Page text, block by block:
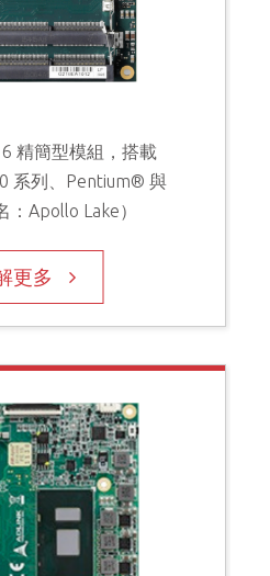
精簡型模組，搭載
系列、Pentium® 與
Apollo Lake）
更多